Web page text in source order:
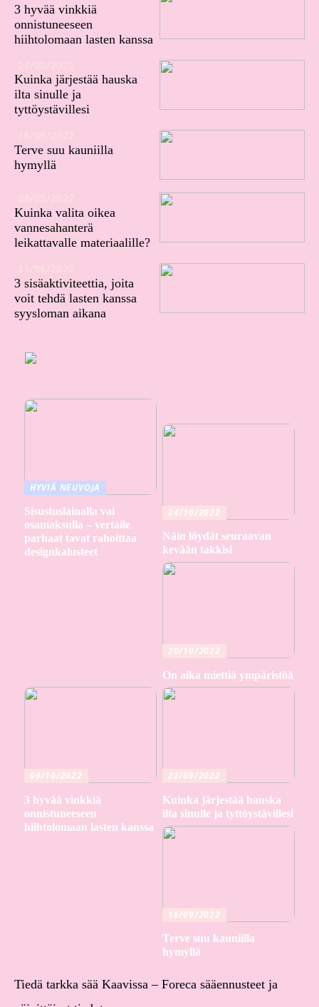
3 hyvää vinkkiä
onnistuneeseen
hiihtolomaan lasten kanssa
Kuinka järjestää hauska
ilta sinulle ja
tyttöystävillesi
Terve suu kauniilla
hymyllä
Kuinka valita oikea
vannesahanterä
leikattavalle materiaalille?
3 sisäaktiviteettia, joita
voit tehdä lasten kanssa
syysloman aikana
HYVIÄ NEUVOJA
Sisustuslainalla vai
osamaksulla – vertaile
parhaat tavat rahoittaa
designkalusteet
24/10/2022
Näin löydät seuraavan
kevään takkisi
20/10/2022
On aika miettiä ympäristöä
09/10/2022
3 hyvää vinkkiä
onnistuneeseen
hiihtolomaan lasten kanssa
22/09/2022
Kuinka järjestää hauska
ilta sinulle ja tyttöystävillesi
16/09/2022
Terve suu kauniilla
hymyllä
Tiedä tarkka sää Kaavissa – Foreca sääennusteet ja